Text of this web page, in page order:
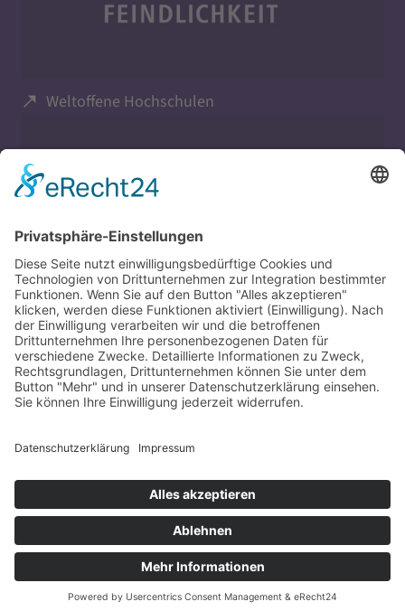
Weltoffene Hochschulen
Evangelisch in Bayern
Copyright © 2026 EVHN – Evangelische Hochschule
Nürnberg